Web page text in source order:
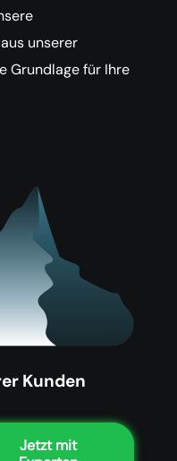
unserer
Grundlage für Ihre
Kunden
Jetzt mit